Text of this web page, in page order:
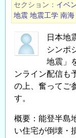
書』
の
工
学
分
野
お
け
る
DX
に
セクション
イベ
地震 地震工学 南海
日本地
シンポ
地震」
ンライン配信も
の上、奮ってご
す。
概要：能登半島
い住宅が倒壊・